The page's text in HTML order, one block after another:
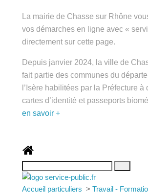
La mairie de Chasse sur Rhône
faire vos démarches en ligne avec
public.fr » directement sur cette
Depuis janvier 2024, la ville de
fait partie des communes du
l’Isère habilitées par la Préfecture à
cartes d’identité et passeports
en savoir +
Accueil particuliers> Travail -